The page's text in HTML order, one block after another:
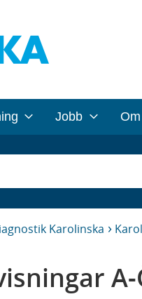
Jobb
Karolinska
A-